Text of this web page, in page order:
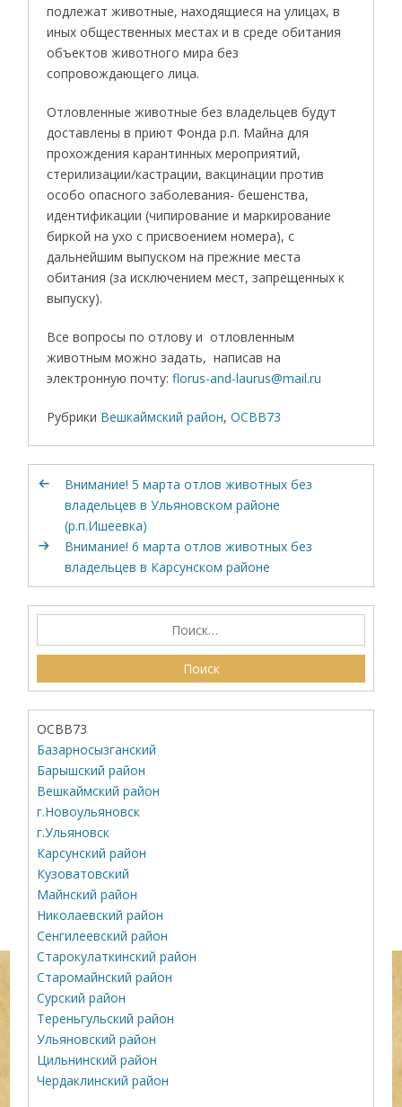
подлежат животные, находящиеся на улицах, в
иных общественных местах и в среде обитания
объектов животного мира без
сопровождающего лица.
Отловленные животные без владельцев будут
доставлены в приют Фонда р.п. Майна для
прохождения карантинных мероприятий,
стерилизации/кастрации, вакцинации против
особо опасного заболевания- бешенства,
идентификации (чипирование и маркирование
биркой на ухо с присвоением номера), с
дальнейшим выпуском на прежние места
обитания (за исключением мест, запрещенных к
выпуску).
Все вопросы по отлову и отловленным
животным можно задать, написав на
электронную почту:florus-and-laurus@mail.ru
Рубрики Вешкаймский район,ОСВВ73
Внимание! 5 марта отлов животных без
владельцев в Ульяновском районе
(р.п.Ишеевка)
Внимание! 6 марта отлов животных без
владельцев в Карсунском районе
ОСВВ73
Базарносызганский
Барышский район
Вешкаймский район
г.Новоульяновск
г.Ульяновск
Карсунский район
Кузоватовский
Майнский район
Николаевский район
Сенгилеевский район
Старокулаткинский район
Старомайнский район
Сурский район
Тереньгульский район
Ульяновский район
Цильнинский район
Чердаклинский район